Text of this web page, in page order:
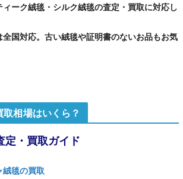
ーク絨毯・シルク絨毯の査定・買取に対応し
国対応。古い絨毯や証明書のないお品もお気
相場はいくら？
定・買取ガイド
絨毯の買取